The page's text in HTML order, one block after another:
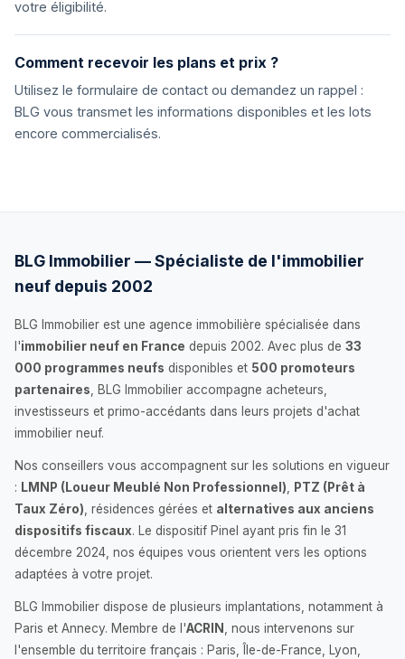
votre éligibilité.
Comment recevoir les plans et prix ?
Utilisez le formulaire de contact ou demandez un rappel :
BLG vous transmet les informations disponibles et les lots
encore commercialisés.
BLG Immobilier — Spécialiste de l'immobilier
neuf depuis 2002
BLG Immobilier est une agence immobilière spécialisée dans
l'immobilier neuf en France depuis 2002. Avec plus de 33
000 programmes neufs disponibles et 500 promoteurs
partenaires , BLG Immobilier accompagne acheteurs,
investisseurs et primo-accédants dans leurs projets d'achat
immobilier neuf.
Nos conseillers vous accompagnent sur les solutions en vigueur
: LMNP (Loueur Meublé Non Professionnel)
PTZ (Prêt à
Taux Zéro) , résidences gérées et alternatives aux anciens
dispositifs fiscaux. Le dispositif Pinel ayant pris fin le 31
décembre 2024, nos équipes vous orientent vers les options
adaptées à votre projet.
BLG Immobilier dispose de plusieurs implantations, notamment à
Paris et Annecy. Membre de l'ACRIN
, nous intervenons sur
l'ensemble du territoire français : Paris, Île-de-France, Lyon,